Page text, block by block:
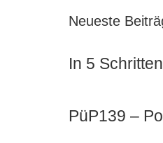
Neueste
In 5
PüP139 –